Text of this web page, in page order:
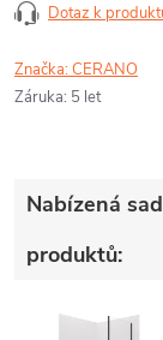
Dotaz k
Značka:CERANO
Záruka: 5 let
Nabízená
produktů: